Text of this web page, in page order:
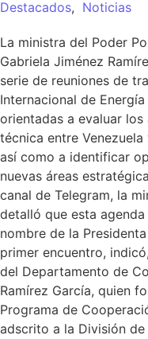
Destacados, Noticias
La ministra del Poder
Gabriela Jiménez
serie de reuniones de
Internacional de
orientadas a evaluar
técnica entre
así como a identificar
nuevas áreas
canal de Telegram, la
detalló que esta
nombre de la
primer encuentro,
del Departamento de
Ramírez García, quien
Programa de
adscrito a la División